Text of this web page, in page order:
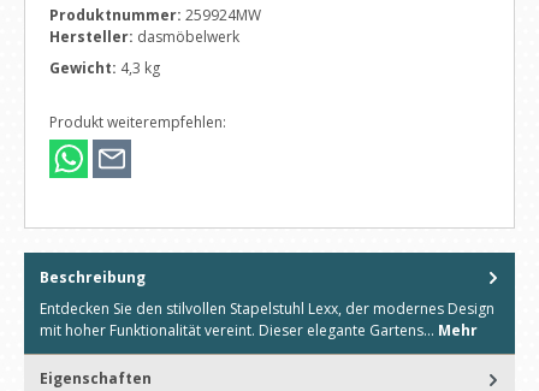
Produktnummer: 259924MW
Hersteller: dasmöbelwerk
Gewicht: 4,3 kg
Produkt weiterempfehlen:
Beschreibung
Entdecken Sie den stilvollen Stapelstuhl Lexx, der modernes Design
mit hoher Funktionalität vereint. Dieser elegante Gartens… Mehr
Eigenschaften